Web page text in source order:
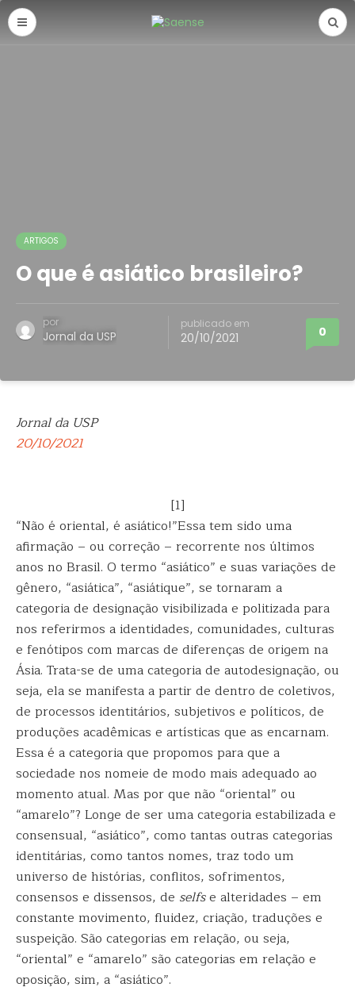
ARTIGOS
O que é asiático brasileiro?
por
Jornal da USP
publicado em
20/10/2021 0
Jornal da USP
20/10/2021
[1]
“Não é oriental, é asiático!”Essa tem sido uma
afirmação – ou correção – recorrente nos últimos
anos no Brasil. O termo “asiático” e suas variações de
gênero, “asiática”, “asiátique”, se tornaram a
categoria de designação visibilizada e politizada para
nos referirmos a identidades, comunidades, culturas
e fenótipos com marcas de diferenças de origem na
Ásia. Trata-se de uma categoria de autodesignação, ou
seja, ela se manifesta a partir de dentro de coletivos,
de processos identitários, subjetivos e políticos, de
produções acadêmicas e artísticas que as encarnam.
Essa é a categoria que propomos para que a
sociedade nos nomeie de modo mais adequado ao
momento atual. Mas por que não “oriental” ou
“amarelo”? Longe de ser uma categoria estabilizada e
consensual, “asiático”, como tantas outras categorias
identitárias, como tantos nomes, traz todo um
universo de histórias, conflitos, sofrimentos,
consensos e dissensos, de selfse alteridades – em
constante movimento, fluidez, criação, traduções e
suspeição. São categorias em relação, ou seja,
“oriental” e “amarelo” são categorias em relação e
oposição, sim, a “asiático”.